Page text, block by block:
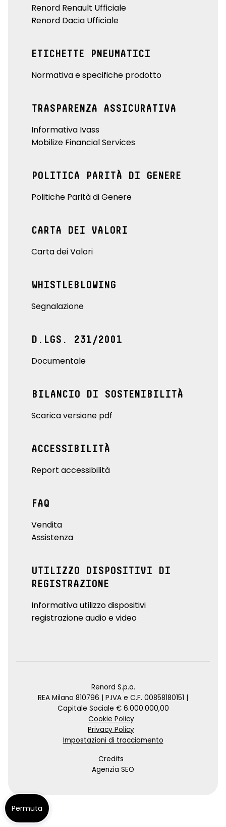
Renord Renault Ufficiale
Renord Dacia Ufficiale
ETICHETTE PNEUMATICI
Normativa e specifiche prodotto
TRASPARENZA ASSICURATIVA
Informativa Ivass
Mobilize Financial Services
POLITICA PARITÀ DI GENERE
Politiche Parità di Genere
CARTA DEI VALORI
Carta dei Valori
WHISTLEBLOWING
Segnalazione
D.LGS. 231/2001
Documentale
BILANCIO DI SOSTENIBILITÀ
Scarica versione pdf
ACCESSIBILITÀ
Report accessibilità
FAQ
Vendita
Assistenza
UTILIZZO DISPOSITIVI DI
REGISTRAZIONE
Informativa utilizzo dispositivi
registrazione audio e video
Renord S.p.a.
REA Milano 810796 | P.IVA e C.F. 00858180151 |
Capitale Sociale € 6.000.000,00
Cookie Policy
Privacy Policy
Impostazioni di tracciamento
Credits
Agenzia SEO
Permuta